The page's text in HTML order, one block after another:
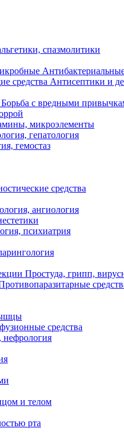
спазмолитики
Антисептики и
Борьба с вредными
микроэлементы
гепатология
гемостаз
средства
ангиология
психиатрия
Простуда, грипп,
средства
нефрология
и телом
рта